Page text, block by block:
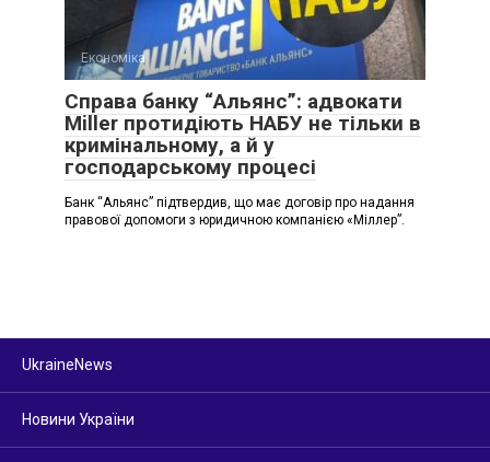
Економіка
Справа банку “Альянс”: адвокати
Miller протидіють НАБУ не тільки в
кримінальному, а й у
господарському процесі
Банк “Альянс” підтвердив, що має договір про надання
правової допомоги з юридичною компанією «Міллер”.
UkraineNews
Новини України